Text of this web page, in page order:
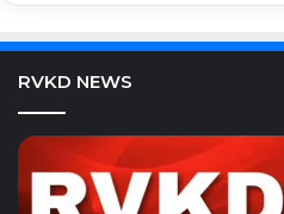
RVKD NEWS